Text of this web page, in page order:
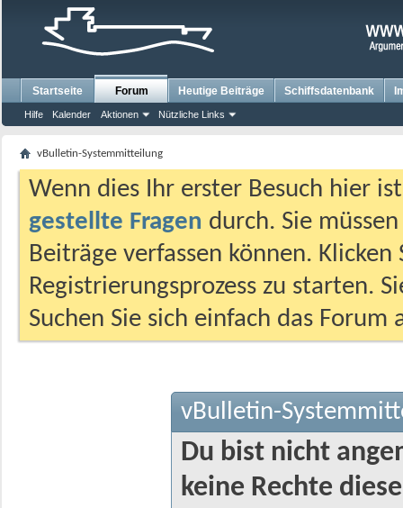
Startseite Forum
Hilfe Kalender Aktionen Nützliche Links
Heutige Beiträge Schiffsdatenbank
vBulletin-Systemmitteilung
Wenn dies Ihr erster Besuch hier
gestellte Fragen durch. Sie
Beiträge verfassen können.
Registrierungsprozess zu starten.
Suchen Sie sich einfach das
vBulletin-
Du bist nicht
keine Rechte